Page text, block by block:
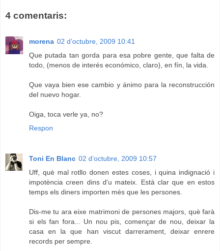
4 comentaris:
morena 02 d’octubre, 2009 10:41
Que putada tan gorda para esa pobre gente, que falta de
todo, (menos de interés económico, claro), en fín, la vida.
Que vaya bien ese cambio y ánimo para la reconstrucción
del nuevo hogar.
Oiga, toca verle ya, no?
Respon
Toni En Blanc 02 d’octubre, 2009 10:57
Uff, què mal rotllo donen estes coses, i quina indignació i
impotència creen dins d'u mateix. Està clar que en estos
temps els diners importen més que les persones.
Dis-me tu ara eixe matrimoni de persones majors, què farà
si els fan fora... Un nou pis, començar de nou, deixar la
casa en la que han viscut darrerament, deixar enrere
records per sempre.